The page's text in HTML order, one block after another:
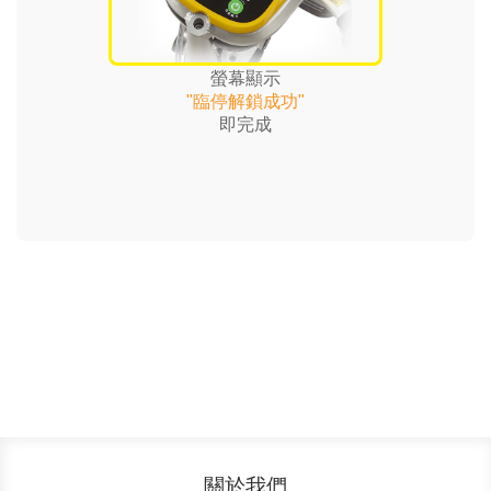
螢幕顯示
"臨停解鎖成功"
即完成
關於我們